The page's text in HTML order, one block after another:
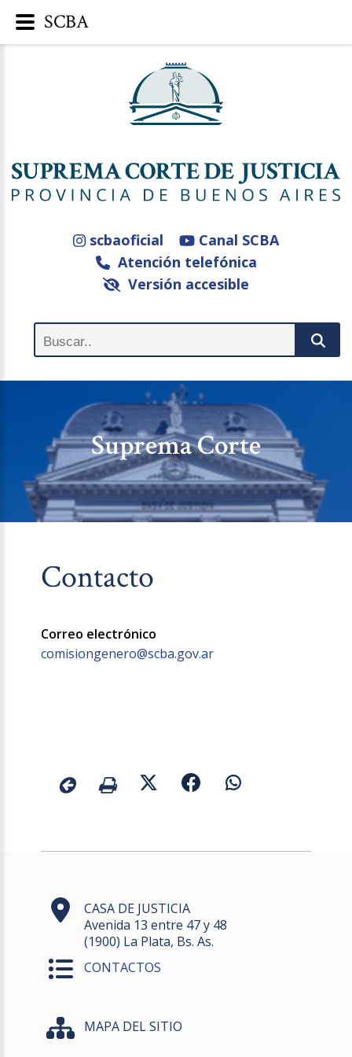
scbaoficial
Canal SCBA
Atención telefónica
Versión accesible
Suprema Corte
Contacto
Correo electrónico
comisiongenero@scba.gov.ar
CASA DE JUSTICIA
Avenida 13 entre 47 y 48
(1900) La Plata, Bs. As.
CONTACTOS
MAPA DEL SITIO
SCBA